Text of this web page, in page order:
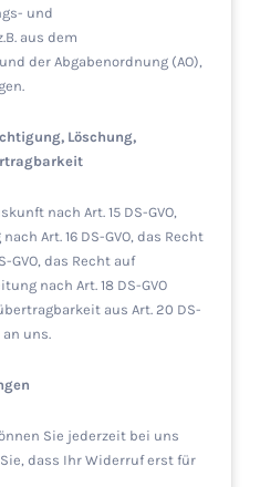
und
aus dem
der Abgabenordnung (AO),
Löschung,
nach Art. 15 DS-GVO,
Art. 16 DS-GVO, das Recht
GVO, das Recht auf
nach Art. 18 DS-GVO
aus Art. 20 DS-
an uns.
Sie jederzeit bei uns
dass Ihr Widerruf erst für